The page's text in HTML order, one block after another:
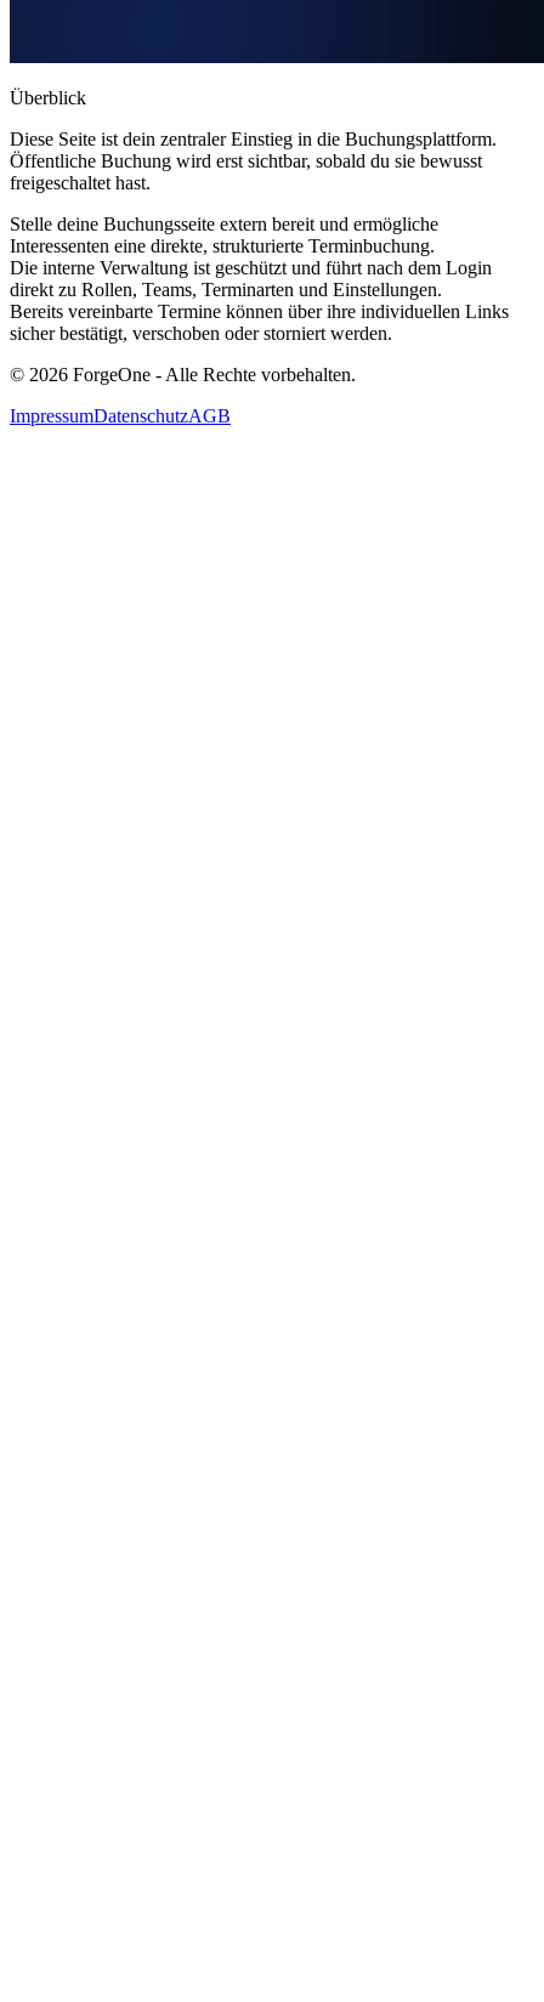
Überblick
Diese Seite ist dein zentraler Einstieg in die Buchungsplattform.
Öffentliche Buchung wird erst sichtbar, sobald du sie bewusst
freigeschaltet hast.
Stelle deine Buchungsseite extern bereit und ermögliche
Interessenten eine direkte, strukturierte Terminbuchung.
Die interne Verwaltung ist geschützt und führt nach dem Login
direkt zu Rollen, Teams, Terminarten und Einstellungen.
Bereits vereinbarte Termine können über ihre individuellen Links
sicher bestätigt, verschoben oder storniert werden.
© 2026 ForgeOne - Alle Rechte vorbehalten.
ImpressumDatenschutzAGB